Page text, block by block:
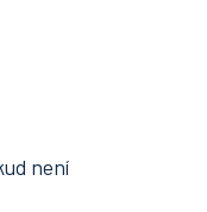
není